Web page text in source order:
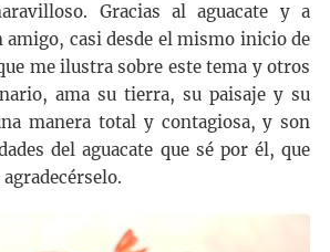
Gracias al aguacate y a
casi desde el mismo inicio de
me ilustra sobre este tema y otros
ama su tierra, su paisaje y su
manera total y contagiosa, y son
del aguacate que sé por él, que